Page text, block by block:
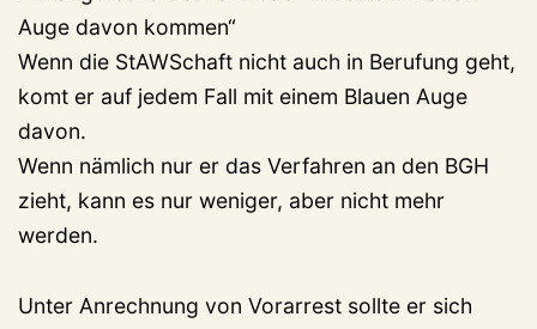
Auge davon kommen“
Wenn die StAWSchaft nicht auch in Berufung geht,
komt er auf jedem Fall mit einem Blauen Auge
davon.
Wenn nämlich nur er das Verfahren an den BGH
zieht, kann es nur weniger, aber nicht mehr
werden.
Unter Anrechnung von Vorarrest sollte er sich